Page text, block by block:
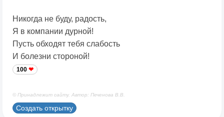
Никогда не буду, радость,
Я в компании дурной!
Пусть обходят тебя слабость
И болезни стороной!
100
© Принадлежит сайту. Автор: Печенова В.В.
Создать открытку